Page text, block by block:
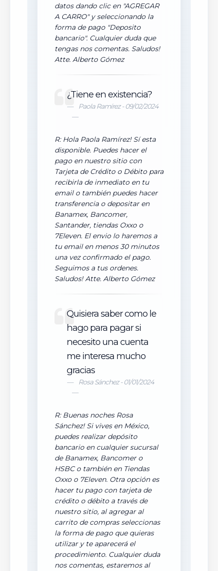
datos dando clic en "AGREGAR
A CARRO" y seleccionando la
forma de pago "Deposito
bancario". Cualquier duda que
tengas nos comentas. Saludos!
Atte. Alberto Gómez
¿Tiene en existencia?
Paola Ramírez - 09/02/2024
R: Hola Paola Ramírez! Sí esta
disponible. Puedes hacer el
pago en nuestro sitio con
Tarjeta de Crédito o Débito para
recibirla de inmediato en tu
email o también puedes hacer
transferencia o depositar en
Banamex, Bancomer,
Santander, tiendas Oxxo o
7Eleven. El envio lo haremos a
tu email en menos 30 minutos
una vez confirmado el pago.
Seguimos a tus ordenes.
Saludos! Atte. Alberto Gómez
Quisiera saber como le
hago para pagar si
necesito una cuenta
me interesa mucho
gracias
Rosa Sánchez - 01/01/2024
R: Buenas noches Rosa
Sánchez! Si vives en México,
puedes realizar depósito
bancario en cualquier sucursal
de Banamex, Bancomer o
HSBC o también en Tiendas
Oxxo o 7Eleven. Otra opción es
hacer tu pago con tarjeta de
crédito o débito a través de
nuestro sitio, al agregar al
carrito de compras seleccionas
la forma de pago que quieras
utilizar y te aparecerá el
procedimiento. Cualquier duda
nos comentas, estaremos al